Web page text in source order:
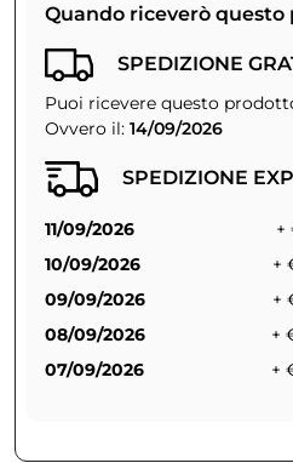
Quando riceverò questo
SPEDIZIONE
Puoi ricevere questo
Ovvero il: 14/09/2026
SPEDIZIONE
11/09/2026
+
10/09/2026
+
09/09/2026
+
08/09/2026
+
07/09/2026
+